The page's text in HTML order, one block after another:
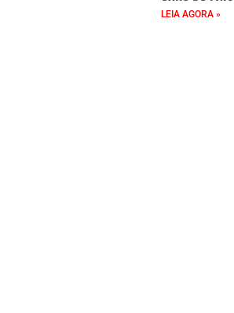
LEIA AGORA »